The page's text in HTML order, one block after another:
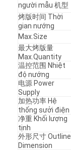
người mẫu 机型
烤版时间 Thời
gian nướng
Max.Size
最大烤版量
Max.Quantity
温控范围 Nhiệt
độ nướng
电源 Power
Supply
加热功率 Hệ
thống sưởi điện
净重 Khối lượng
tịnh
外形尺寸 Outline
Dimension